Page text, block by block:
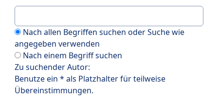
Nach allen Begriffen suchen oder Suche wie
angegeben verwenden
Nach einem Begriff suchen
Zu suchender Autor:
Benutze ein * als Platzhalter für teilweise
Übereinstimmungen.